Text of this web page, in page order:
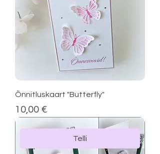
Õnnitluskaart "Butterfly"
Price
10,00 €
Telli